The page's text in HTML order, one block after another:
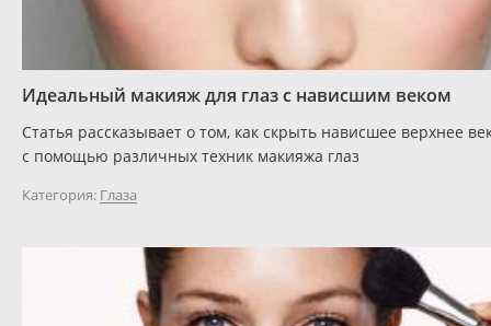
Идеальный макияж для глаз с нависшим веком
Статья рассказывает о том, как скрыть нависшее верхнее
с помощью различных техник макияжа глаз
Категория: Глаза